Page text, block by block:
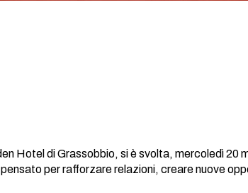
Hotel di Grassobbio, si è svolta, mercoledì
per rafforzare relazioni, creare nuove